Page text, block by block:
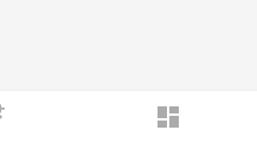
dashboard